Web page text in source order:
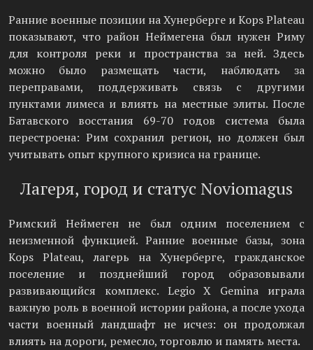
Ранние военные позиции на Хунерберге и Kops Plateau
показывают, что район Неймегена был нужен Риму
для контроля реки и пространства за ней. Здесь
можно было размещать части, наблюдать за
переправами, поддерживать связь с другими
пунктами лимеса и влиять на местные элиты. После
Батавского восстания 69-70 годов система была
перестроена: Рим сохранил регион, но должен был
учитывать опыт крупного кризиса на границе.
Лагеря, город и статус Noviomagus
Римский Неймеген не был одним поселением с
неизменной функцией. Ранние военные базы, зона
Kops Plateau, лагерь на Хунерберге, гражданское
поселение и позднейший город образовывали
развивающийся комплекс. Legio X Gemina играла
важную роль в военной истории района, а после ухода
части военный ландшафт не исчез: он продолжал
влиять на дороги, ремесло, торговлю и память места.